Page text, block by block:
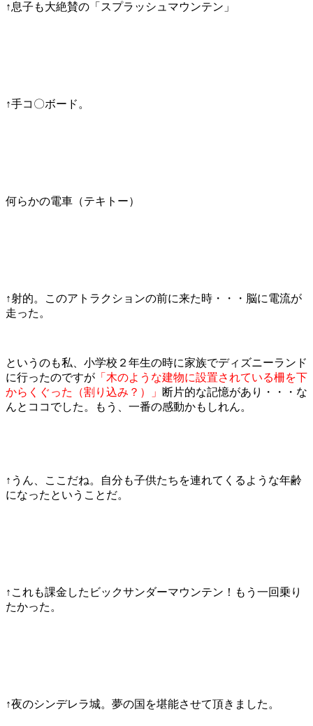
↑息子も大絶賛の「スプラッシュマウンテン」
↑手コ〇ボード。
何らかの電車（テキトー）
↑射的。このアトラクションの前に来た時・・・脳に電流が
走った。
というのも私、小学校２年生の時に家族でディズニーランド
に行ったのですが 「木のような建物に設置されている柵を下
からくぐった（割り込み？）」
断片的な記憶があり・・・な
んとココでした。もう、一番の感動かもしれん。
↑うん、ここだね。自分も子供たちを連れてくるような年齢
になったということだ。
↑これも課金したビックサンダーマウンテン！もう一回乗り
たかった。
↑夜のシンデレラ城。夢の国を堪能させて頂きました。